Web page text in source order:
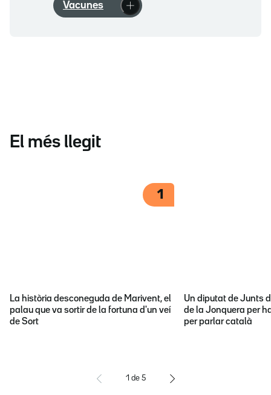
Vacunes
El més llegit
1
La història desconeguda de Marivent, el
palau que va sortir de la fortuna d'un veí
de Sort
Un diputat de Junts
de la Jonquera per
per parlar català
1 de 5